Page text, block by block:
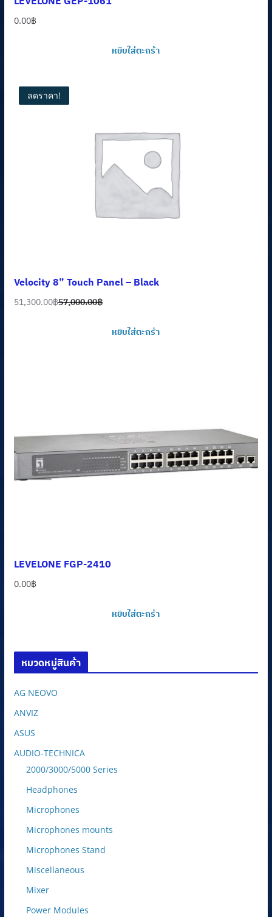
0.00฿
หยิบใส่ตะกร้า
ลดราคา!
Velocity 8” Touch Panel – Black
57,000.00฿
Original
51,300.00฿
Current
หยิบใส่ตะกร้า
LEVELONE FGP-2410
0.00฿
หยิบใส่ตะกร้า
หมวดหมู่สินค้า
AG NEOVO
ANVIZ
ASUS
AUDIO-TECHNICA
2000/3000/5000 Series
Headphones
Microphones
Microphones mounts
Microphones Stand
Miscellaneous
Mixer
Power Modules